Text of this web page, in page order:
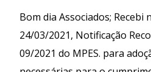
Bom dia Associados; Recebi
24/03/2021, Notificação
09/2021 do MPES. para